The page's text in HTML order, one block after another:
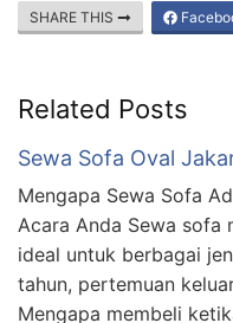
SHARE THIS
Related Posts
Sewa Sofa Oval
Mengapa Sewa Sofa
Acara Anda Sewa sofa
ideal untuk berbagai
tahun, pertemuan
Mengapa membeli